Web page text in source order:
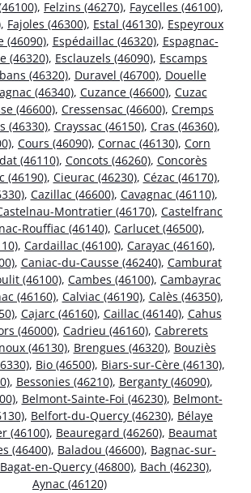
, Felzins (46270), Faycelles (46100),
, Fajoles (46300), Estal (46130), Espeyroux
(46090), Espédaillac (46320), Espagnac-
(46320), Esclauzels (46090), Escamps
(46320), Duravel (46700), Douelle
(46340), Cuzance (46600), Cuzac
(46600), Cressensac (46600), Cremps
(46330), Crayssac (46150), Cras (46360),
, Cours (46090), Cornac (46130), Corn
(46110), Concots (46260), Concorès
(46190), Cieurac (46230), Cézac (46170),
, Cazillac (46600), Cavagnac (46110),
Montratier (46170), Castelfranc
Rouffiac (46140), Carlucet (46500),
, Cardaillac (46100), Carayac (46160),
, Caniac-du-Causse (46240), Camburat
(46100), Cambes (46100), Cambayrac
(46160), Calviac (46190), Calès (46350),
, Cajarc (46160), Caillac (46140), Cahus
(46000), Cadrieu (46160), Cabrerets
(46130), Brengues (46320), Bouziès
, Bio (46500), Biars-sur-Cère (46130),
, Bessonies (46210), Berganty (46090),
, Belmont-Sainte-Foi (46230), Belmont-
, Belfort-du-Quercy (46230), Bélaye
(46100), Beauregard (46260), Beaumat
(46400), Baladou (46600), Bagnac-sur-
Bagat-en-Quercy (46800), Bach (46230),
Aynac (46120)